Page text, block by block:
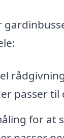
passer til
for at